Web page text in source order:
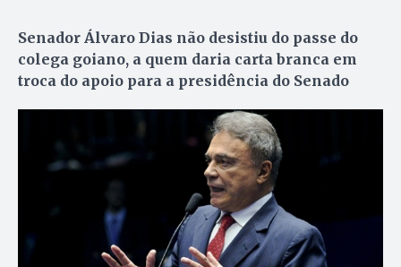
Senador Álvaro Dias não desistiu do passe do
colega goiano, a quem daria carta branca em
troca do apoio para a presidência do Senado